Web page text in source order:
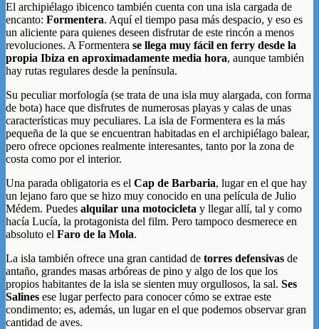
El archipiélago ibicenco también cuenta con una isla cargada de
encanto: Formentera. Aquí el tiempo pasa más despacio, y eso es
un aliciente para quienes deseen disfrutar de este rincón a menos
revoluciones. A Formentera se llega muy fácil en ferry desde la
propia Ibiza en aproximadamente media hora, aunque también
hay rutas regulares desde la península.
Su peculiar morfología (se trata de una isla muy alargada, con forma
de bota) hace que disfrutes de numerosas playas y calas de unas
características muy peculiares. La isla de Formentera es la más
pequeña de la que se encuentran habitadas en el archipiélago balear,
pero ofrece opciones realmente interesantes, tanto por la zona de
costa como por el interior.
Una parada obligatoria es el Cap de Barbaria, lugar en el que hay
un lejano faro que se hizo muy conocido en una película de Julio
Médem. Puedes alquilar una motocicleta y llegar allí, tal y como
hacía Lucía, la protagonista del film. Pero tampoco desmerece en
absoluto el Faro de la Mola.
La isla también ofrece una gran cantidad de torres defensivas de
antaño, grandes masas arbóreas de pino y algo de los que los
propios habitantes de la isla se sienten muy orgullosos, la sal. Ses
Salines ese lugar perfecto para conocer cómo se extrae este
condimento; es, además, un lugar en el que podemos observar gran
cantidad de aves.